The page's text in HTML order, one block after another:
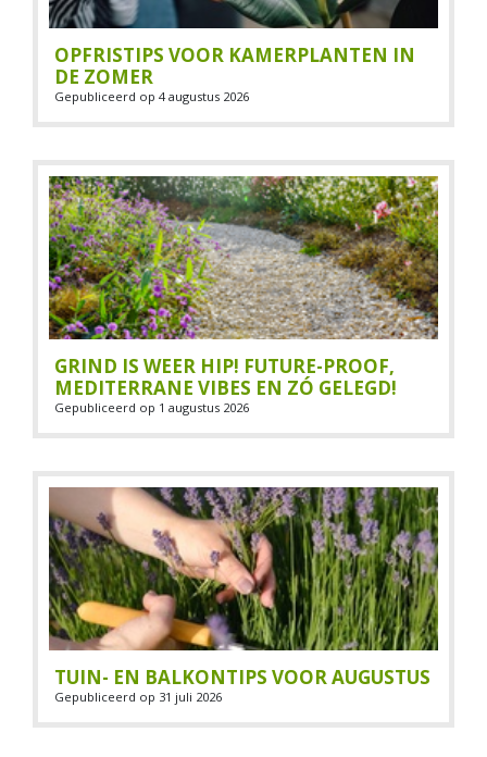
OPFRISTIPS VOOR KAMERPLANTEN IN
DE ZOMER
Gepubliceerd op 4 augustus 2026
GRIND IS WEER HIP! FUTURE-PROOF,
MEDITERRANE VIBES EN ZÓ GELEGD!
Gepubliceerd op 1 augustus 2026
TUIN- EN BALKONTIPS VOOR AUGUSTUS
Gepubliceerd op 31 juli 2026